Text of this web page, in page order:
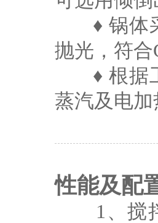
♦ 锅体采
抛光，符
♦ 根据工
蒸汽及电
性能及配
1、搅拌